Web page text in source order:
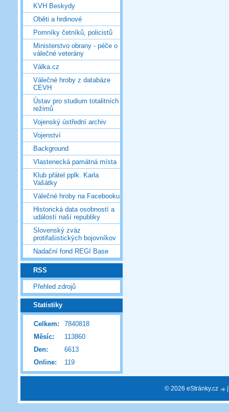
KVH Beskydy
Oběti a hrdinové
Pomníky četníků, policistů
Ministerstvo obrany - péče o
válečné veterány
Válka.cz
Válečné hroby z databáze
CEVH
Ústav pro studium totalitních
režimů
Vojenský ústřední archiv
Vojenství
Background
Vlastenecká památná místa
Klub přátel pplk. Karla
Vašátky
Válečné hroby na Facebooku
Historická data osobností a
událostí naší republiky
Slovenský zväz
protifašistických bojovníkov
Nadační fond REGI Base
RSS
Přehled zdrojů
Statistiky
Online: 119
Celkem:
7840818
Měsíc:
113860
Den:
6613
© 2026 eStránky.cz